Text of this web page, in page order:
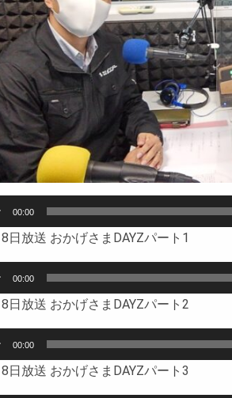
00:00
日放送 おかげさまDAYZパート1
00:00
日放送 おかげさまDAYZパート2
00:00
日放送 おかげさまDAYZパート3